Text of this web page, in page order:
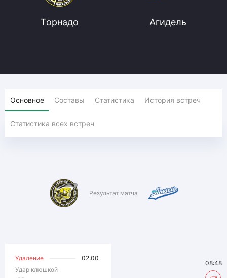
Торнадо Агидель
Основное Составы Статистика История встреч
Статистика всех встреч
Результат матча
Удаление
02:00
Удар клюшкой
08:48